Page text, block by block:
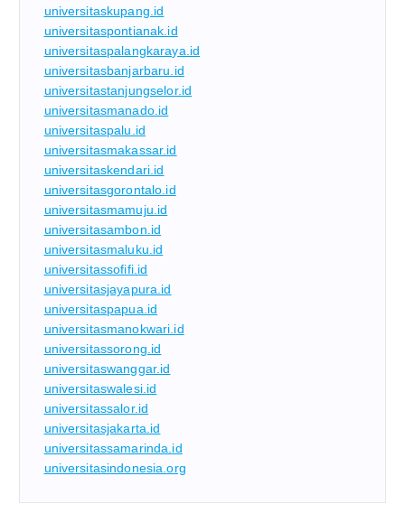
universitaskupang.id
universitaspontianak.id
universitaspalangkaraya.id
universitasbanjarbaru.id
universitastanjungselor.id
universitasmanado.id
universitaspalu.id
universitasmakassar.id
universitaskendari.id
universitasgorontalo.id
universitasmamuju.id
universitasambon.id
universitasmaluku.id
universitassofifi.id
universitasjayapura.id
universitaspapua.id
universitasmanokwari.id
universitassorong.id
universitaswanggar.id
universitaswalesi.id
universitassalor.id
universitasjakarta.id
universitassamarinda.id
universitasindonesia.org